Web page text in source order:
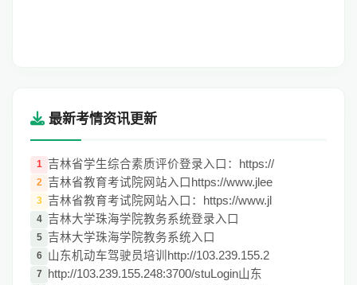
最新考情资讯更新
1 吉林省学生综合素质评价登录入口：https://
2 吉林省教育考试院网站入口https://www.jlee
3 吉林省教育考试院网站入口：https://www.jl
4 吉林大学珠海学院教务系统登录入口
5 吉林大学珠海学院教务系统入口
6 山东机动车驾驶员培训http://103.239.155.2
7 http://103.239.155.248:3700/stuLogin山东